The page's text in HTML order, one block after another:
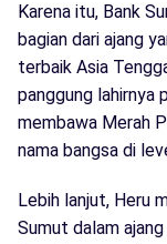
Karena itu, Bank
bagian dari ajang
terbaik Asia
panggung lahirnya
membawa Merah
nama bangsa di
Lebih lanjut, Heru
Sumut dalam